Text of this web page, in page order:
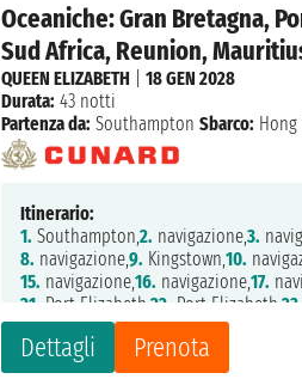
Oceaniche: Gran Bretagna,
Sud Africa, Reunion,
Dettagli Prenota
QUEEN ELIZABETH |18 GEN 2028
Durata: 43 notti
Partenza da: Southampton Sbarco: Hong
Itinerario:
1. Southampton,2. navigazione,3.
8. navigazione,9. Kingstown,10.
15. navigazione,16. navigazione,17.
21. Port Elizabeth,22. Port Elizabeth,23.
28.Saint Denis,29.Port Louis,
35.navigazione, 36.navigazione,
42.navigazione,43.Hong Kong,